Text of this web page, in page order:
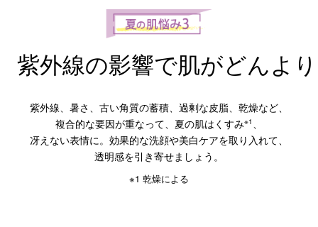
紫外線の影響で肌がどんより
紫外線、暑さ、古い角質の蓄積、過剰な皮脂、乾燥など、
複合的な要因が重なって、夏の肌はくすみ※1
冴えない表情に。効果的な洗顔や美白ケアを取り入れて、
透明感を引き寄せましょう。
※1 乾燥による